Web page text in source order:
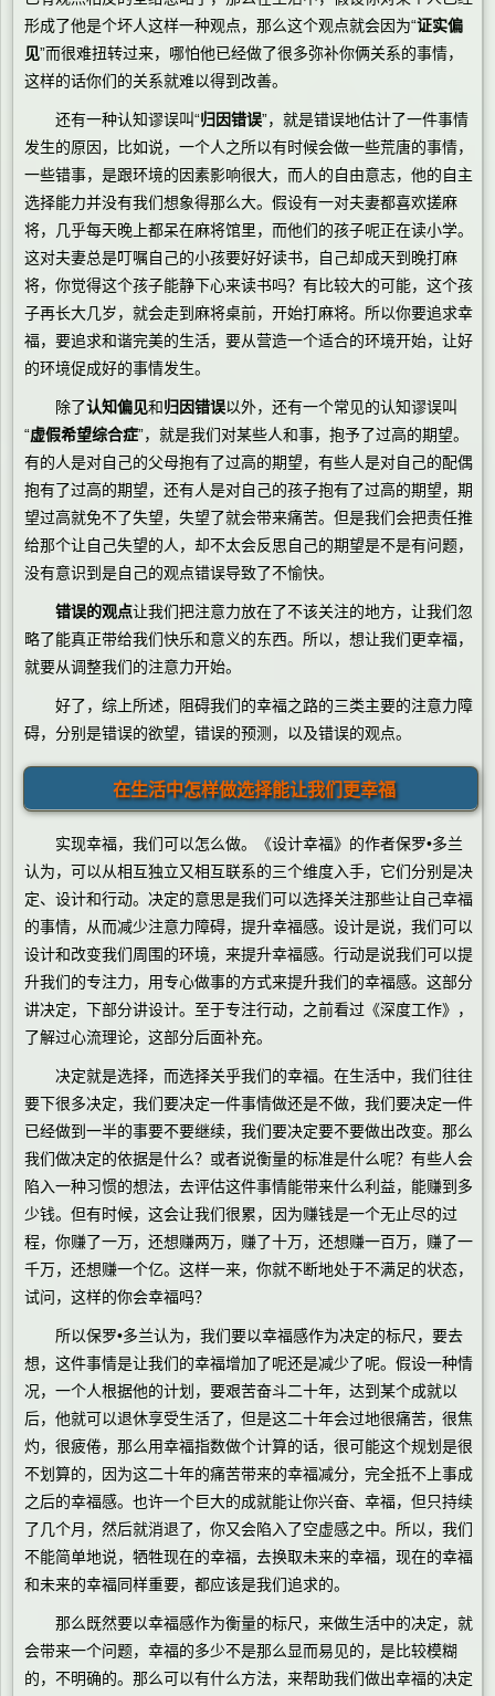
形成了他是个坏人这样一种观点，那么这个观点就会因为“证实偏
见”而很难扭转过来，哪怕他已经做了很多弥补你俩关系的事情，
这样的话你们的关系就难以得到改善。
还有一种认知谬误叫“归因错误”，就是错误地估计了一件事情
发生的原因，比如说，一个人之所以有时候会做一些荒唐的事情，
一些错事，是跟环境的因素影响很大，而人的自由意志，他的自主
选择能力并没有我们想象得那么大。假设有一对夫妻都喜欢搓麻
将，几乎每天晚上都呆在麻将馆里，而他们的孩子呢正在读小学。
这对夫妻总是叮嘱自己的小孩要好好读书，自己却成天到晚打麻
将，你觉得这个孩子能静下心来读书吗？有比较大的可能，这个孩
子再长大几岁，就会走到麻将桌前，开始打麻将。所以你要追求幸
福，要追求和谐完美的生活，要从营造一个适合的环境开始，让好
的环境促成好的事情发生。
除了认知偏见和归因错误以外，还有一个常见的认知谬误叫
“虚假希望综合症”，就是我们对某些人和事，抱予了过高的期望。
有的人是对自己的父母抱有了过高的期望，有些人是对自己的配偶
抱有了过高的期望，还有人是对自己的孩子抱有了过高的期望，期
望过高就免不了失望，失望了就会带来痛苦。但是我们会把责任推
给那个让自己失望的人，却不太会反思自己的期望是不是有问题，
没有意识到是自己的观点错误导致了不愉快。
错误的观点让我们把注意力放在了不该关注的地方，让我们忽
略了能真正带给我们快乐和意义的东西。所以，想让我们更幸福，
就要从调整我们的注意力开始。
好了，综上所述，阻碍我们的幸福之路的三类主要的注意力障
碍，分别是错误的欲望，错误的预测，以及错误的观点。
在生活中怎样做选择能让我们更幸福
实现幸福，我们可以怎么做。《设计幸福》的作者保罗•多兰
认为，可以从相互独立又相互联系的三个维度入手，它们分别是决
定、设计和行动。决定的意思是我们可以选择关注那些让自己幸福
的事情，从而减少注意力障碍，提升幸福感。设计是说，我们可以
设计和改变我们周围的环境，来提升幸福感。行动是说我们可以提
升我们的专注力，用专心做事的方式来提升我们的幸福感。这部分
讲决定，下部分讲设计。至于专注行动，之前看过《深度工作》，
了解过心流理论，这部分后面补充。
决定就是选择，而选择关乎我们的幸福。在生活中，我们往往
要下很多决定，我们要决定一件事情做还是不做，我们要决定一件
已经做到一半的事要不要继续，我们要决定要不要做出改变。那么
我们做决定的依据是什么？或者说衡量的标准是什么呢？有些人会
陷入一种习惯的想法，去评估这件事情能带来什么利益，能赚到多
少钱。但有时候，这会让我们很累，因为赚钱是一个无止尽的过
程，你赚了一万，还想赚两万，赚了十万，还想赚一百万，赚了一
千万，还想赚一个亿。这样一来，你就不断地处于不满足的状态，
试问，这样的你会幸福吗？
所以保罗•多兰认为，我们要以幸福感作为决定的标尺，要去
想，这件事情是让我们的幸福增加了呢还是减少了呢。假设一种情
况，一个人根据他的计划，要艰苦奋斗二十年，达到某个成就以
后，他就可以退休享受生活了，但是这二十年会过地很痛苦，很焦
灼，很疲倦，那么用幸福指数做个计算的话，很可能这个规划是很
不划算的，因为这二十年的痛苦带来的幸福减分，完全抵不上事成
之后的幸福感。也许一个巨大的成就能让你兴奋、幸福，但只持续
了几个月，然后就消退了，你又会陷入了空虚感之中。所以，我们
不能简单地说，牺牲现在的幸福，去换取未来的幸福，现在的幸福
和未来的幸福同样重要，都应该是我们追求的。
那么既然要以幸福感作为衡量的标尺，来做生活中的决定，就
会带来一个问题，幸福的多少不是那么显而易见的，是比较模糊
的，不明确的。那么可以有什么方法，来帮助我们做出幸福的决定